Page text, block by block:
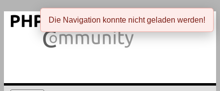
Die Navigation konnte nicht geladen werden!